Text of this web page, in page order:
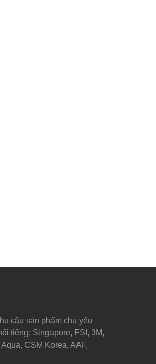
cầu sản phẩm chủ yếu
tiếng: Singapore, FSI, 3M,
CSM Korea, AAF,